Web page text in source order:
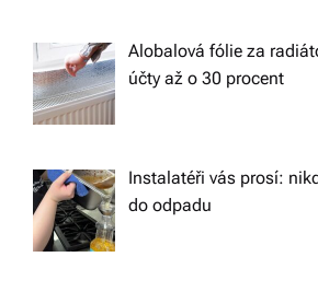
Alobalová fólie za
účty až o 30 procent
Instalatéři vás prosí:
do odpadu